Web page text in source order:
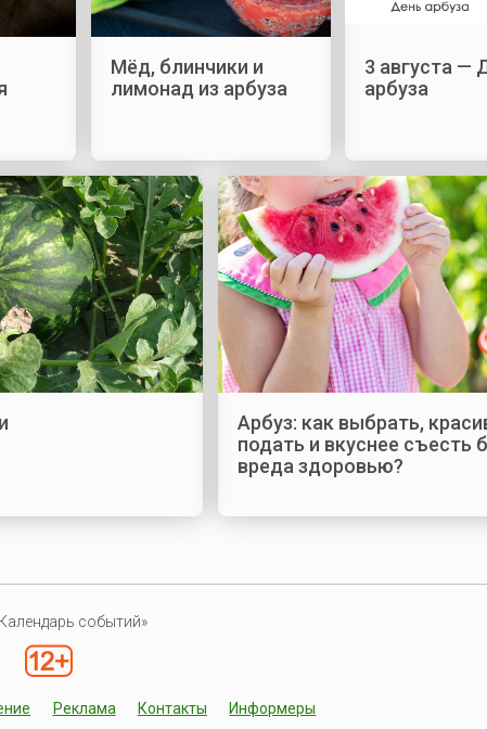
Мёд, блинчики и
лимонад из арбуза
3 августа —
арбуза
Арбуз: как выбрать,
подать и вкуснее съесть
вреда здоровью?
событий»
Реклама Контакты Информеры